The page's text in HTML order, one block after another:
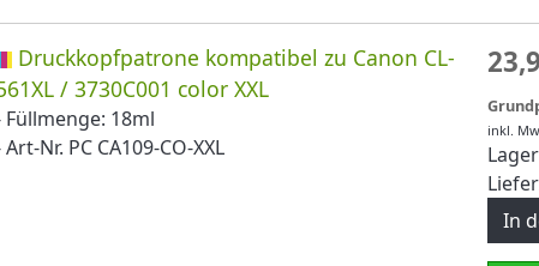
Druckkopfpatrone kompatibel zu Canon CL-
/ 3730C001 color XXL
Füllmenge: 18ml
Art-Nr. PC CA109-CO-XXL
inkl.